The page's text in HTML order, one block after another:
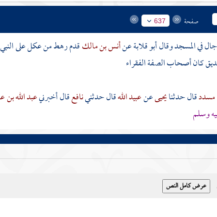
صفحة 637
في المسجد وقال أبو قلابة عنأنس بن مالكقدم رهط منعكلعلى
كانأصحاب الصفةالفقراء
مسددقال حدثنايحيىعنعبيد اللهقال حدثنينافعقال أخبرنيعبد الله
وسلم